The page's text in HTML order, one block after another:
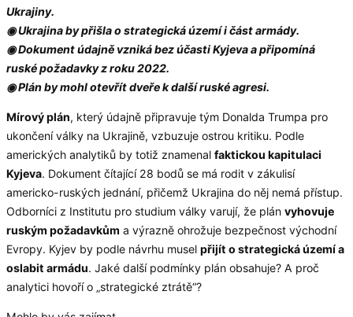
Ukrajiny.
◉ Ukrajina by přišla o strategická území i část armády.
◉ Dokument údajně vzniká bez účasti Kyjeva a připomíná
ruské požadavky z roku 2022.
◉ Plán by mohl otevřít dveře k další ruské agresi.
Mírový plán, který údajně připravuje tým Donalda Trumpa pro
ukončení války na Ukrajině, vzbuzuje ostrou kritiku. Podle
amerických analytiků by totiž znamenal faktickou kapitulaci
Kyjeva. Dokument čítající 28 bodů se má rodit v zákulisí
americko-ruských jednání, přičemž Ukrajina do něj nemá přístup.
Odborníci z Institutu pro studium války varují, že plán vyhovuje
ruským požadavkům a výrazně ohrožuje bezpečnost východní
Evropy. Kyjev by podle návrhu musel přijít o strategická území a
oslabit armádu. Jaké další podmínky plán obsahuje? A proč
analytici hovoří o „strategické ztrátě“?